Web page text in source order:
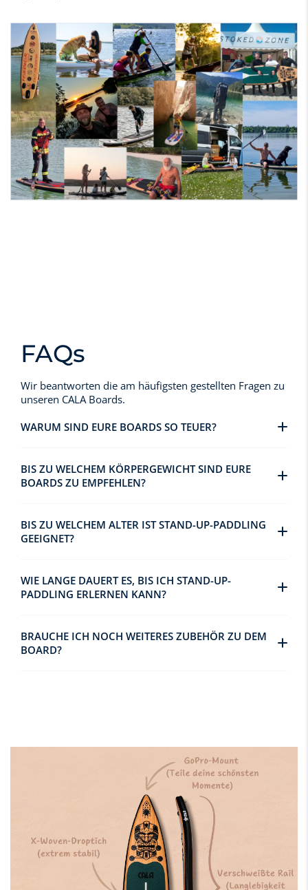
FAQs
Wir beantworten die am häufigsten gestellten Fragen zu
unseren CALA Boards.
WARUM SIND EURE BOARDS SO TEUER?
BIS ZU WELCHEM KÖRPERGEWICHT SIND EURE
BOARDS ZU EMPFEHLEN?
BIS ZU WELCHEM ALTER IST STAND-UP-PADDLING
GEEIGNET?
WIE LANGE DAUERT ES, BIS ICH STAND-UP-
PADDLING ERLERNEN KANN?
BRAUCHE ICH NOCH WEITERES ZUBEHÖR ZU DEM
BOARD?